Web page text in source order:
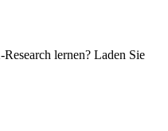
lernen? Laden Sie